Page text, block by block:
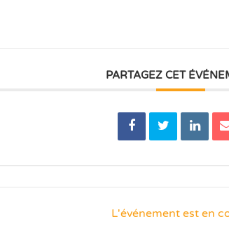
PARTAGEZ CET
L'événement est en